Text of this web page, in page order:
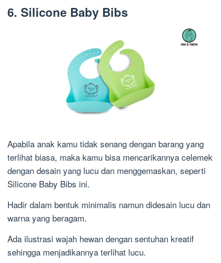
6. Silicone Baby Bibs
Apabila anak kamu tidak senang dengan barang yang
terlihat biasa, maka kamu bisa mencarikannya celemek
dengan desain yang lucu dan menggemaskan, seperti
Silicone Baby Bibs ini.
Hadir dalam bentuk minimalis namun didesain lucu dan
warna yang beragam.
Ada ilustrasi wajah hewan dengan sentuhan kreatif
sehingga menjadikannya terlihat lucu.